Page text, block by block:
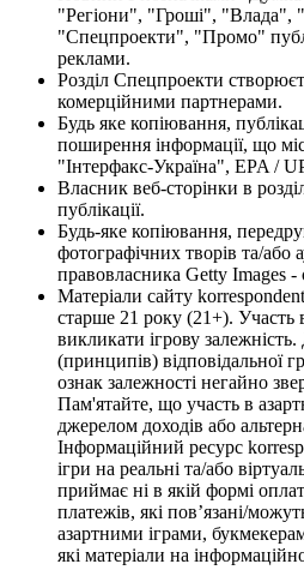
"Регіони", "Гроші", "Влада",
"Спецпроекти", "Промо"
реклами.
Розділ Спецпроекти
комерційними партнерами.
Будь яке копіювання,
поширення інформації, що
"Інтерфакс-Україна", EPA /
Власник веб-сторінки в
публікації.
Будь-яке копіювання,
фотографічних творів та/або
правовласника Getty Images -
Матеріали сайту
старше 21 року (21+). Участь
викликати ігрову
(принципів) відповідальної
ознак залежності негайно
Пам'ятайте, що участь в
джерелом доходів або
Інформаційний ресурс
ігри на реальні та/або
приймає ні в якій формі
платежів, які пов’язані/
азартними іграми,
які матеріали на